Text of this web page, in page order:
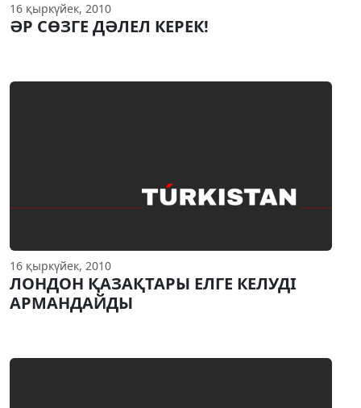
16 қыркүйек, 2010
ӘР СӨЗГЕ ДӘЛЕЛ КЕРЕК!
16 қыркүйек, 2010
ЛОНДОН ҚАЗАҚТАРЫ ЕЛГЕ КЕЛУДI
АРМАНДАЙДЫ